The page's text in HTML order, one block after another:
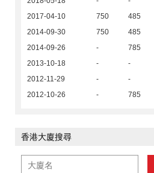
2017-04-10
750 485
2014-09-30
750 485
2014-09-26
- 785
2013-10-18
- -
2012-11-29
- -
2012-10-26
- 785
香港大廈搜尋